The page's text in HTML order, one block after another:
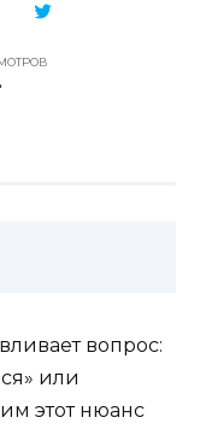
вопрос:
или
этот нюанс